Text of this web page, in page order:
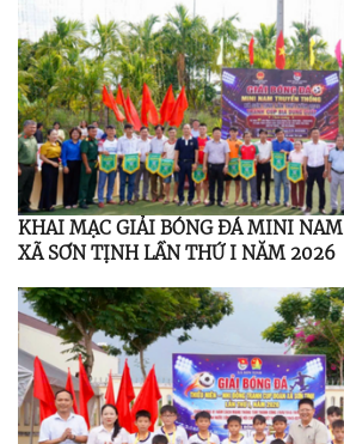
KHAI MẠC GIẢI BÓNG ĐÁ MINI
XÃ SƠN TỊNH LẦN THỨ I NĂM 2026